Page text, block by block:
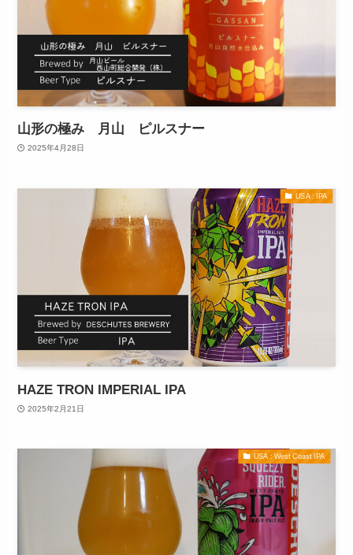
山形の極み 月山 ピルスナー
2025年4月28日
USA : IPA
HAZE TRON IMPERIAL IPA
2025年2月21日
USA : West Coast IPA